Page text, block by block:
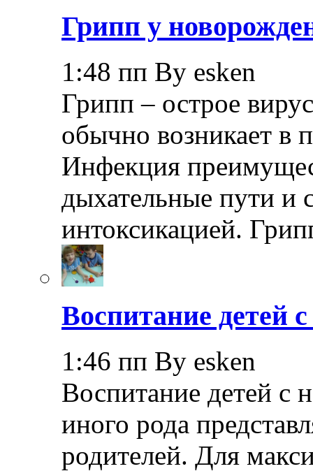
Грипп у
1:48 пп By esken
Грипп – острое
обычно возникает в
Инфекция
дыхательные пути и
интоксикацией.
Воспитание детей
1:46 пп By esken
Воспитание детей с
иного рода
родителей. Для